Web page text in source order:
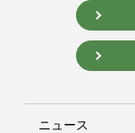
ニュース